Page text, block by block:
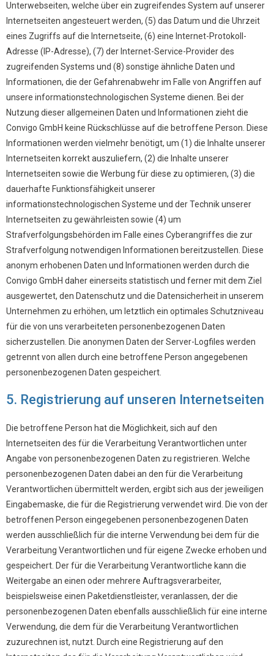
Unterwebseiten, welche über ein zugreifendes System auf unserer
Internetseiten angesteuert werden, (5) das Datum und die Uhrzeit
eines Zugriffs auf die Internetseite, (6) eine Internet-Protokoll-
Adresse (IP-Adresse), (7) der Internet-Service-Provider des
zugreifenden Systems und (8) sonstige ähnliche Daten und
Informationen, die der Gefahrenabwehr im Falle von Angriffen auf
unsere informationstechnologischen Systeme dienen. Bei der
Nutzung dieser allgemeinen Daten und Informationen zieht die
Convigo GmbH keine Rückschlüsse auf die betroffene Person. Diese
Informationen werden vielmehr benötigt, um (1) die Inhalte unserer
Internetseiten korrekt auszuliefern, (2) die Inhalte unserer
Internetseiten sowie die Werbung für diese zu optimieren, (3) die
dauerhafte Funktionsfähigkeit unserer
informationstechnologischen Systeme und der Technik unserer
Internetseiten zu gewährleisten sowie (4) um
Strafverfolgungsbehörden im Falle eines Cyberangriffes die zur
Strafverfolgung notwendigen Informationen bereitzustellen. Diese
anonym erhobenen Daten und Informationen werden durch die
Convigo GmbH daher einerseits statistisch und ferner mit dem Ziel
ausgewertet, den Datenschutz und die Datensicherheit in unserem
Unternehmen zu erhöhen, um letztlich ein optimales Schutzniveau
für die von uns verarbeiteten personenbezogenen Daten
sicherzustellen. Die anonymen Daten der Server-Logfiles werden
getrennt von allen durch eine betroffene Person angegebenen
personenbezogenen Daten gespeichert.
5. Registrierung auf unseren Internetseiten
Die betroffene Person hat die Möglichkeit, sich auf den
Internetseiten des für die Verarbeitung Verantwortlichen unter
Angabe von personenbezogenen Daten zu registrieren. Welche
personenbezogenen Daten dabei an den für die Verarbeitung
Verantwortlichen übermittelt werden, ergibt sich aus der jeweiligen
Eingabemaske, die für die Registrierung verwendet wird. Die von der
betroffenen Person eingegebenen personenbezogenen Daten
werden ausschließlich für die interne Verwendung bei dem für die
Verarbeitung Verantwortlichen und für eigene Zwecke erhoben und
gespeichert. Der für die Verarbeitung Verantwortliche kann die
Weitergabe an einen oder mehrere Auftragsverarbeiter,
beispielsweise einen Paketdienstleister, veranlassen, der die
personenbezogenen Daten ebenfalls ausschließlich für eine interne
Verwendung, die dem für die Verarbeitung Verantwortlichen
zuzurechnen ist, nutzt. Durch eine Registrierung auf den